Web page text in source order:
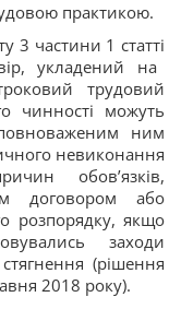
практикою.
3 частини 1 статті
укладений на
трудовий
чинності можуть
ним
невиконання
обов’язків,
договором або
розпорядку, якщо
заходи
(рішення
2018 року).